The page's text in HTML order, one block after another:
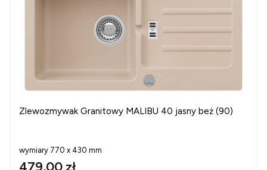
Zlewozmywak Granitowy MALIBU 40 jasny beż (90)
wymiary 770 x 430 mm
479,00 zł